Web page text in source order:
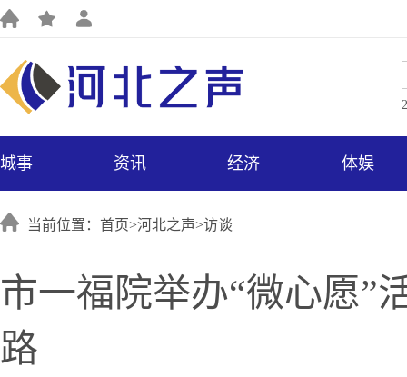
城事 资讯 经济 体娱
当前位置：首页>河北之声>访谈
市一福院举办“微心愿”
路